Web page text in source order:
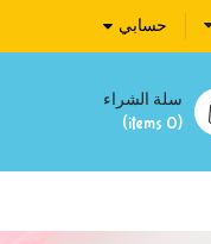
حسابي
سلة الشراء
(0 items)